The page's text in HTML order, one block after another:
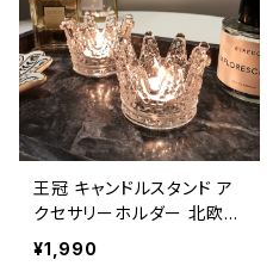
王冠 キャンドルスタンド ア
クセサリーホルダー 北欧デ
ザイン CDST002
¥1,990